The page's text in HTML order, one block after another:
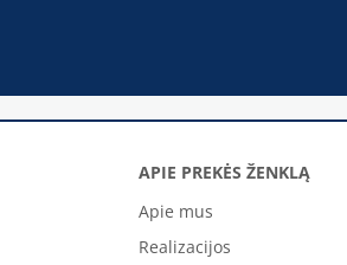
APIE PREKĖS ŽENKLĄ
Apie mus
Realizacijos